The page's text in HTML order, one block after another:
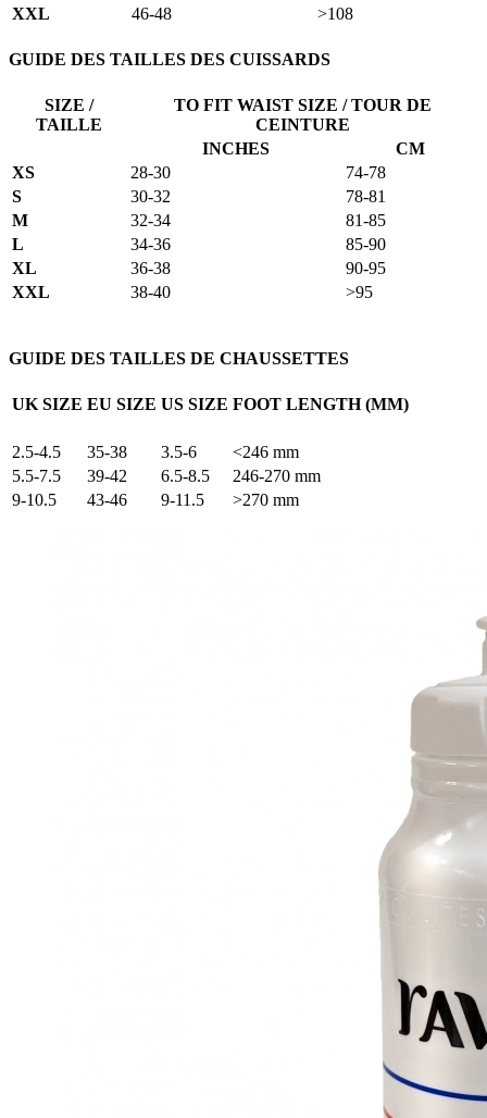
XXL
46-48 >108
GUIDE DES TAILLES DES CUISSARDS
SIZE /
TAILLE
TO FIT WAIST SIZE / TOUR DE
CEINTURE
INCHES
CM
XS
28-30
74-78
S
30-32
78-81
M
32-34
81-85
L
34-36
85-90
XL
36-38
90-95
XXL
38-40 >95
GUIDE DES TAILLES DE CHAUSSETTES
UK SIZE EU SIZE US SIZE FOOT LENGTH (MM)
2.5-4.5 35-38 3.5-6
<246 mm
5.5-7.5
39-42 6.5-8.5
246-270 mm
9-10.5
43-46 9-11.5 >270 mm